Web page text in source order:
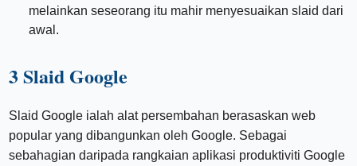
melainkan seseorang itu mahir menyesuaikan slaid dari
awal.
3 Slaid Google
Slaid Google ialah alat persembahan berasaskan web
popular yang dibangunkan oleh Google. Sebagai
sebahagian daripada rangkaian aplikasi produktiviti Google